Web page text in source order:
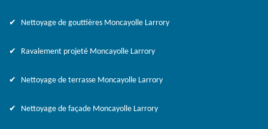
Nettoyage de gouttières Moncayolle Larrory
Ravalement projeté Moncayolle Larrory
Nettoyage de terrasse Moncayolle Larrory
Nettoyage de façade Moncayolle Larrory